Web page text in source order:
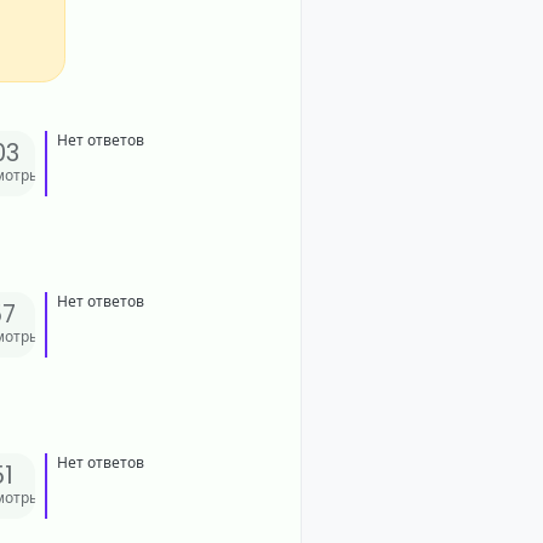
Нет ответов
Нет ответов
Нет ответов